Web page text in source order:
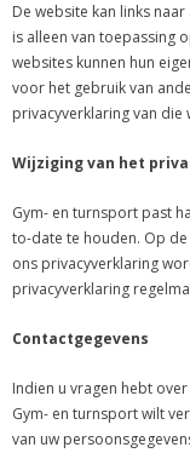
De website kan links
is alleen van toepassing
websites kunnen hun
voor het gebruik van
privacyverklaring van die
Wijziging van het
Gym- en turnsport past
to-date te houden. Op
ons privacyverklaring
privacyverklaring
Contactgegevens
Indien u vragen hebt
Gym- en turnsport wilt
van uw